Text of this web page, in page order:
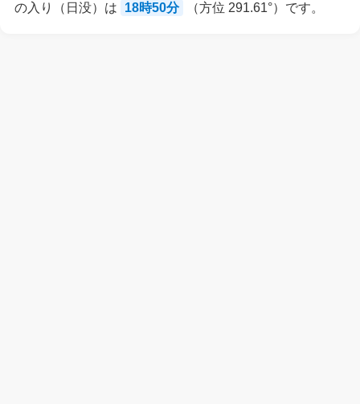
の入り（日没）は
18時50分 （方位 291.61°）です。